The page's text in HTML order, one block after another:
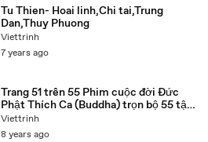
Tu Thien- Hoai linh,Chi tai,Trung
Dan,Thuy Phuong
Viettrinh
7 years ago
Trang 51 trên 55 Phim cuộc đời Đức
Phật Thích Ca (Buddha) trọn bộ 55 tập
lồng tiếng
Viettrinh
8 years ago